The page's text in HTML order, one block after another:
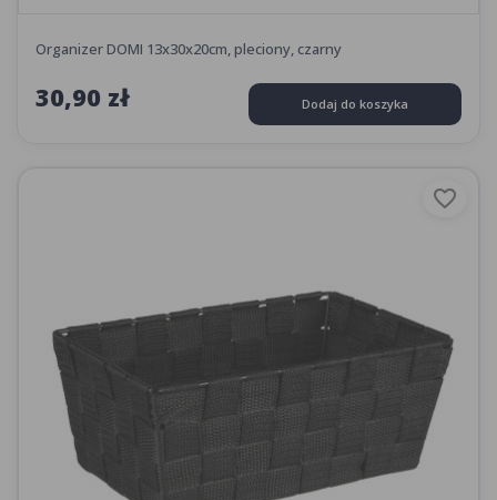
Organizer DOMI 13x30x20cm, pleciony, czarny
30,90 zł Dodaj do koszyka
favorite_border